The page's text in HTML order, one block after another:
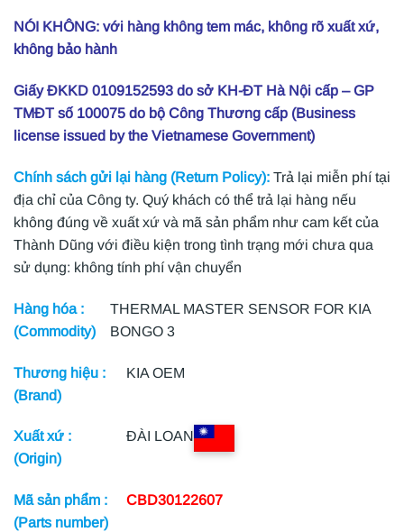
NÓI KHÔNG: với hàng không tem mác, không rõ xuất xứ,
không bảo hành
Giấy ĐKKD 0109152593 do sở KH-ĐT Hà Nội cấp – GP
TMĐT số 100075 do bộ Công Thương cấp (Business
license issued by the Vietnamese Government)
Chính sách gửi lại hàng (Return Policy): Trả lại miễn phí tại
địa chỉ của Công ty. Quý khách có thể trả lại hàng nếu
không đúng về xuất xứ và mã sản phẩm như cam kết của
Thành Dũng với điều kiện trong tình trạng mới chưa qua
sử dụng: không tính phí vận chuyển
Hàng hóa :
(Commodity)
THERMAL MASTER SENSOR FOR KIA
BONGO 3
Thương hiệu :
(Brand)
KIA OEM
Xuất xứ :
(Origin)
ĐÀI LOAN
Mã sản phẩm :
(Parts number)
CBD30122607